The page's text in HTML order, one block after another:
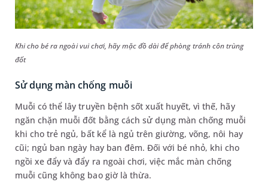
Khi cho bé ra ngoài vui chơi, hãy mặc đồ dài để phòng tránh côn trùng
đốt
Sử dụng màn chống muỗi
Muỗi có thể lây truyền bệnh sốt xuất huyết, vì thế, hãy
ngăn chặn muỗi đốt bằng cách sử dụng màn chống muỗi
khi cho trẻ ngủ, bất kể là ngủ trên giường, võng, nôi hay
cũi; ngủ ban ngày hay ban đêm. Đối với bé nhỏ, khi cho
ngồi xe đẩy và đẩy ra ngoài chơi, việc mắc màn chống
muỗi cũng không bao giờ là thừa.